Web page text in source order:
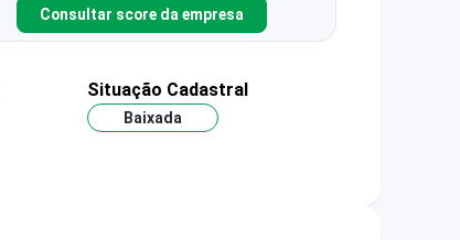
Consultar score da empresa
Situação Cadastral
Baixada